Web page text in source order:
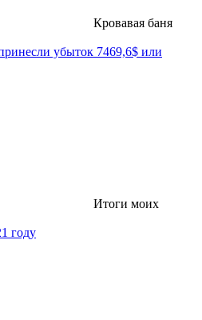
Кровавая баня
убыток 7469,6$ или
Итоги моих
году